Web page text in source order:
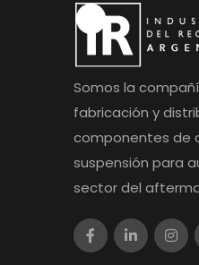
Somos la
fabricación y
componentes de
suspensión para
sector del